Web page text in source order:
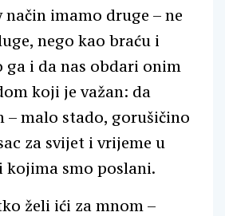
način imamo druge – ne
nego kao braću i
ga i da nas obdari onim
koji je važan: da
– malo stado, gorušičino
za svijet i vrijeme u
kojima smo poslani.
želi ići za mnom –